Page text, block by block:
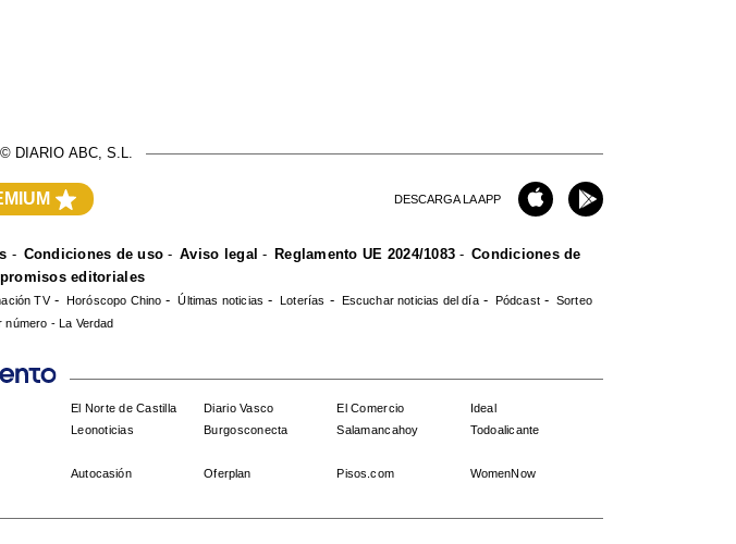
DIARIO ABC, S.L.
DESCARGA LA APP
Condiciones de uso Aviso legal Reglamento UE 2024/1083
Condiciones de
editoriales
TV Horóscopo Chino Últimas noticias Loterías Escuchar noticias del día Pódcast
Sorteo
número - La Verdad
El Norte de Castilla Diario Vasco El Comercio
Ideal
Leonoticias Burgosconecta Salamancahoy
Todoalicante
Autocasión Oferplan Pisos.com
WomenNow